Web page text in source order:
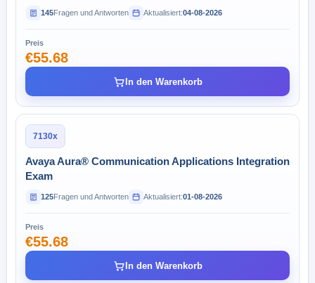
145Fragen und Antworten Aktualisiert:04-08-2026
Preis
€55.68
In den Warenkorb
7130x
Avaya Aura® Communication Applications Integration
Exam
125Fragen und Antworten Aktualisiert:01-08-2026
Preis
€55.68
In den Warenkorb